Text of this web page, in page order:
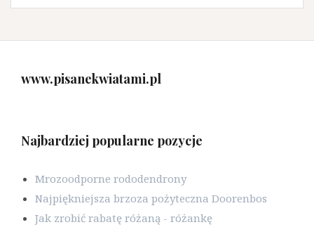
www.pisanekwiatami.pl
Najbardziej popularne pozycje
Mrozoodporne rododendrony
Najpiękniejsza brzoza pożyteczna Doorenbos
Jak zrobić rabatę różaną - różankę